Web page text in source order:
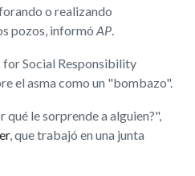
o realizando
pozos, informóAP.
for Social Responsibility
el asma como un "bombazo".
qué le sorprende a alguien?",
, que trabajó en una junta